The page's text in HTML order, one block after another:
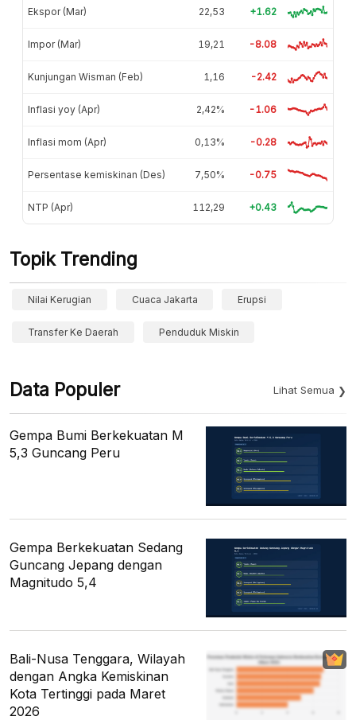
Ekspor (Mar) 22,53 +1.62
Impor (Mar) 19,21 -8.08
Kunjungan Wisman (Feb) 1,16 -2.42
Inflasi yoy (Apr) 2,42% -1.06
Inflasi mom (Apr) 0,13% -0.28
Persentase kemiskinan (Des) 7,50% -0.75
NTP (Apr) 112,29 +0.43
Topik Trending
Nilai Kerugian Cuaca Jakarta Erupsi
Transfer Ke Daerah Penduduk Miskin
Data Populer Lihat Semua
Gempa Bumi Berkekuatan M
5,3 Guncang Peru
Gempa Berkekuatan Sedang
Guncang Jepang dengan
Magnitudo 5,4
Bali-Nusa Tenggara, Wilayah
dengan Angka Kemiskinan
Kota Tertinggi pada Maret
2026